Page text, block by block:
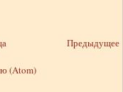
Предыдущее
(Atom)